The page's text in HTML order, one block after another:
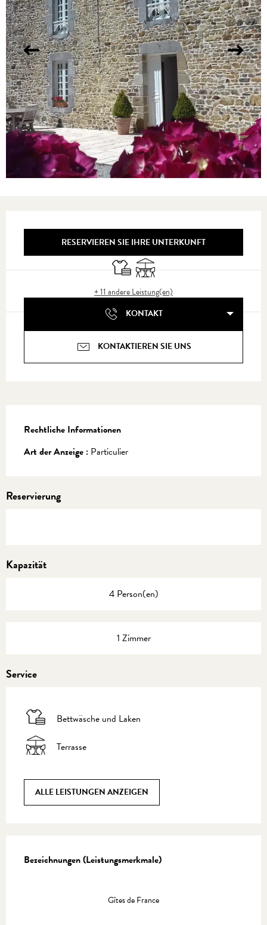
RESERVIEREN SIE IHRE UNTERKUNFT
Bettwäsche und Laken
Terrasse
+ 11 andere Leistung(en)
KONTAKT
KONTAKTIEREN SIE UNS
Rechtliche Informationen
Rechtliche Informationen
Art der Anzeige : Particulier
Reservierung
Kapazität
4 Person(en)
1 Zimmer
Service
Bettwäsche und Laken
Terrasse
ALLE LEISTUNGEN ANZEIGEN
Bezeichnungen (Leistungsmerkmale)
Bezeichnungen (Leistungsmerkmale)
Gîtes de France